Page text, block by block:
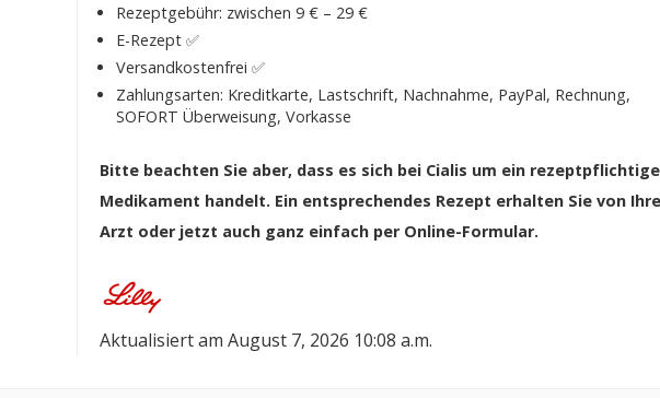
Rezeptgebühr: zwischen 9 € – 29 €
E-Rezept ✅
Versandkostenfrei ✅
Zahlungsarten: Kreditkarte, Lastschrift, Nachnahme, PayPal, Rechnung,
SOFORT Überweisung, Vorkasse
Bitte beachten Sie aber, dass es sich bei Cialis um ein
Medikament handelt. Ein entsprechendes Rezept erhalten Sie von
Arzt oder jetzt auch ganz einfach per Online-Formular.
Aktualisiert am August 7, 2026 10:08 a.m.